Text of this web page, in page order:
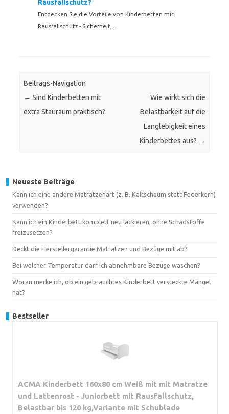
Rausfallschutz?
Entdecken Sie die Vorteile von Kinderbetten mit
Rausfallschutz - Sicherheit,...
Beitrags-Navigation
← Sind Kinderbetten mit
extra Stauraum praktisch?
Wie wirkt sich die
Belastbarkeit auf die
Langlebigkeit eines
Kinderbettes aus? →
Neueste Beiträge
Kann ich eine andere Matratzenart (z. B. Kaltschaum statt Federkern)
verwenden?
Kann ich ein Kinderbett komplett neu lackieren, ohne Schadstoffe
freizusetzen?
Deckt die Herstellergarantie Matratzen und Bezüge mit ab?
Bei welcher Temperatur darf ich abnehmbare Bezüge waschen?
Woran merke ich, ob ein gebrauchtes Kinderbett versteckte Mängel
hat?
Bestseller
ACMA Kinderbett 160x80 cm Weiß mit mit Matratze
und Lattenrost - Juniorbett mit Rausfallschutz,
Belastbar bis 120 kg,Variante mit Schublade